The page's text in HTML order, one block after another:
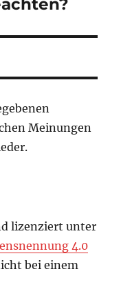
Meinungen
lizenziert unter
4.0
bei einem